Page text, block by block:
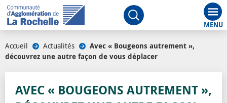
Ouvrir le moteur de
Accueil Actualités
Avec « Bougeons autrement »,
découvrez une autre façon de vous déplacer
AVEC « BOUGEONS AUTREMENT »,